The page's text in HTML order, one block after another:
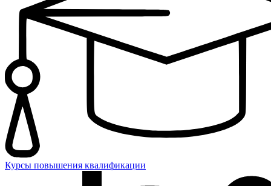
Курсы повышения квалификации